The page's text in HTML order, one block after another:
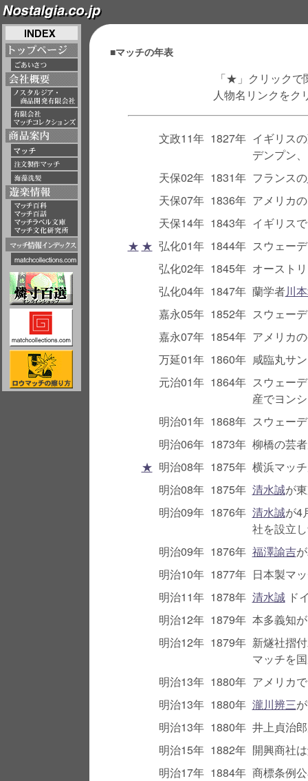
■マッチの年表
「★」クリック
人物名リンクをク
文政11年 1827年 イギリス
デンプン
天保02年 1831年 フランスの
天保07年 1836年 アメリカ
天保14年 1843年 イギリス
★ ★ 弘化01年 1844年 スウェー
弘化02年 1845年 オースト
弘化04年 1847年 蘭学者川
嘉永05年 1852年 スウェー
嘉永07年 1854年 アメリカ
万延01年 1860年 咸臨丸サ
元治01年 1864年 スウェー
産でヨン
明治01年 1868年 スウェー
明治06年 1873年 柳橋の芸
★ 明治08年 1875年 横浜マッ
明治08年 1875年 清水誠が
明治09年 1876年 清水誠が4
社を設立
明治09年 1876年 福澤諭吉
明治10年 1877年 日本製マ
明治11年 1878年 清水誠ド
明治12年 1879年 本多義知
明治12年 1879年 新燧社摺
マッチを
明治13年 1880年 アメリカ
明治13年 1880年 瀧川辨三
明治13年 1880年 井上貞治
明治15年 1882年 開興商社
明治17年 1884年 商標条例